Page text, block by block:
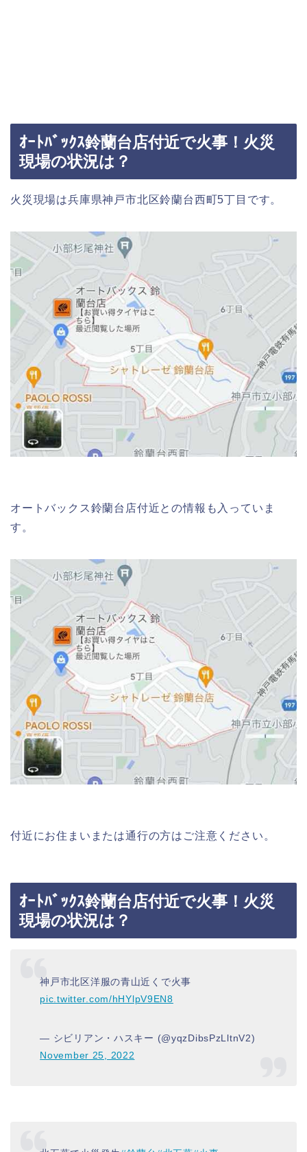
ｵｰﾄﾊﾞｯｸｽ鈴蘭台店付近で火事！火災
現場の状況は？
火災現場は兵庫県神戸市北区鈴蘭台西町5丁目です。
オートバックス鈴蘭台店付近との情報も入っていま
す。
付近にお住まいまたは通行の方はご注意ください。
ｵｰﾄﾊﾞｯｸｽ鈴蘭台店付近で火事！火災
現場の状況は？
神戸市北区洋服の青山近くで火事
pic.twitter.com/hHYlpV9EN8
— シビリアン・ハスキー (@yqzDibsPzLltnV2)
November 25, 2022